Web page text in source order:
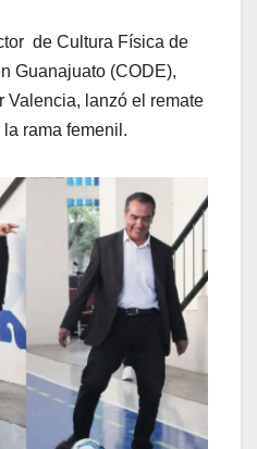
de Cultura Física de
Guanajuato (CODE),
Valencia, lanzó el remate
rama femenil.